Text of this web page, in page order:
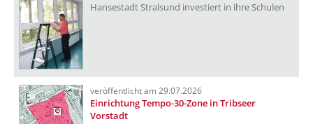
Hansestadt Stralsund investiert in ihre Schulen
veröffentlicht am 29.07.2026
Einrichtung Tempo-30-Zone in Tribseer
Vorstadt